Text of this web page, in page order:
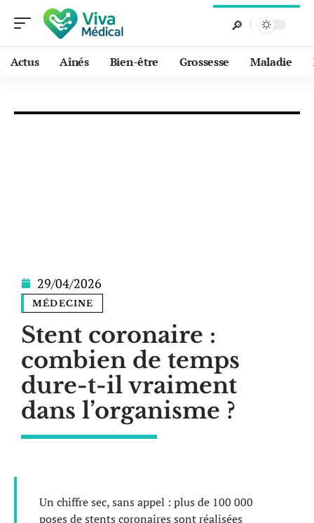
Actus Aînés Bien-être Grossesse Maladie
29/04/2026
MÉDECINE
Stent coronaire :
combien de temps
dure-t-il vraiment
dans l’organisme ?
Un chiffre sec, sans appel : plus de 100 000
poses de stents coronaires sont réalisées